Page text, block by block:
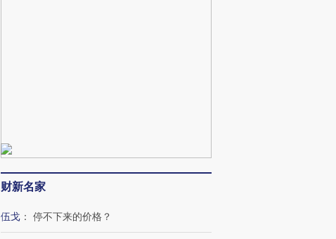
财新名家
伍戈 ： 停不下来的价格？